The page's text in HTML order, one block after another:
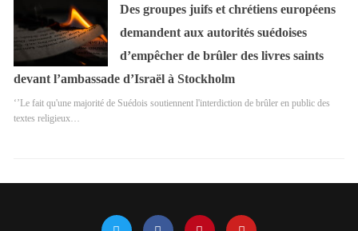
Des groupes juifs et chrétiens européens
demandent aux autorités suédoises
d’empêcher de brûler des livres saints
devant l’ambassade d’Israël à Stockholm
‘’Le fait qu'une majorité de Suédois soutiennent l'interdiction de brûler en public des
textes religieux…